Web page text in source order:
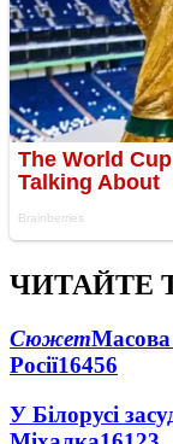
ЧИТАЙТЕ
Сюжет
Росії16456
У Білорусі